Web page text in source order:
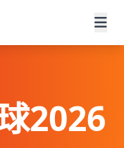
2026